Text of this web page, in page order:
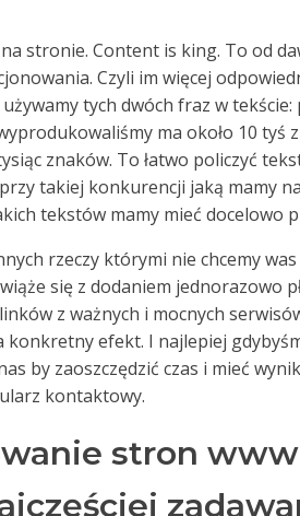
stronie. Content is king. To od
Czyli im więcej
tych dwóch fraz w
ma około 10 tyś
znaków. To łatwo policzyć
takiej konkurencji jaką mamy
tekstów mamy mieć docelowo
rzeczy którymi nie chcemy
się z dodaniem jednorazowo
z ważnych i mocnych
konkretny efekt. I najlepiej
by zaoszczędzić czas i mieć
kontaktowy.
stron www